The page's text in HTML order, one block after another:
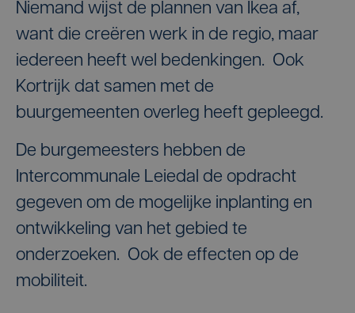
Niemand wijst de plannen van Ikea af,
want die creëren werk in de regio, maar
iedereen heeft wel bedenkingen. Ook
Kortrijk dat samen met de
buurgemeenten overleg heeft gepleegd.
De burgemeesters hebben de
Intercommunale Leiedal de opdracht
gegeven om de mogelijke inplanting en
ontwikkeling van het gebied te
onderzoeken. Ook de effecten op de
mobiliteit.